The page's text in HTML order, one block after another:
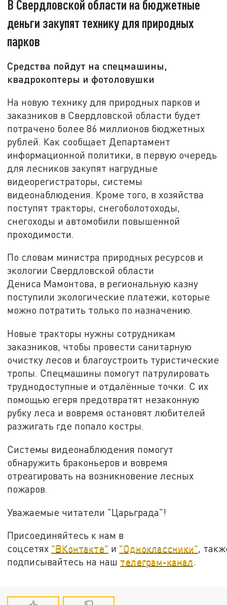
В Свердловской области на бюджетные
деньги закупят технику для природных
парков
Средства пойдут на спецмашины,
квадрокоптеры и фотоловушки
На новую технику для природных парков и
заказников в Свердловской области будет
потрачено более 86 миллионов бюджетных
рублей. Как сообщает Департамент
информационной политики, в первую очередь
для лесников закупят нагрудные
видеорегистраторы, системы
видеонаблюдения. Кроме того, в хозяйства
поступят тракторы, снегоболотоходы,
снегоходы и автомобили повышенной
проходимости.
По словам министра природных ресурсов и
экологии Свердловской области
Дениса Мамонтова, в региональную казну
поступили экологические платежи, которые
можно потратить только по назначению.
Новые тракторы нужны сотрудникам
заказников, чтобы провести санитарную
очистку лесов и благоустроить туристические
тропы. Спецмашины помогут патрулировать
труднодоступные и отдалённые точки. С их
помощью егеря предотвратят незаконную
рубку леса и вовремя остановят любителей
разжигать где попало костры.
Системы видеонаблюдения помогут
обнаружить браконьеров и вовремя
отреагировать на возникновение лесных
пожаров.
Уважаемые читатели "Царьграда"!
Присоединяйтесь к нам в
соцсетях "ВКонтакте" и "Одноклассники",
подписывайтесь на наш телеграм-канал.